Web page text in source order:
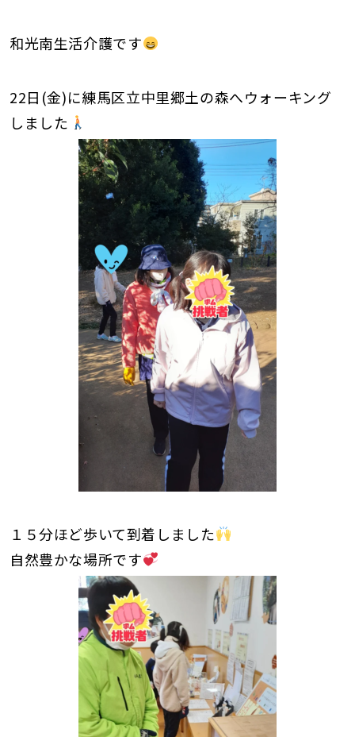
和光南生活介護です
22日(金)に練馬区立中里郷土の森へウォーキング
しました
１５分ほど歩いて到着しました
自然豊かな場所です